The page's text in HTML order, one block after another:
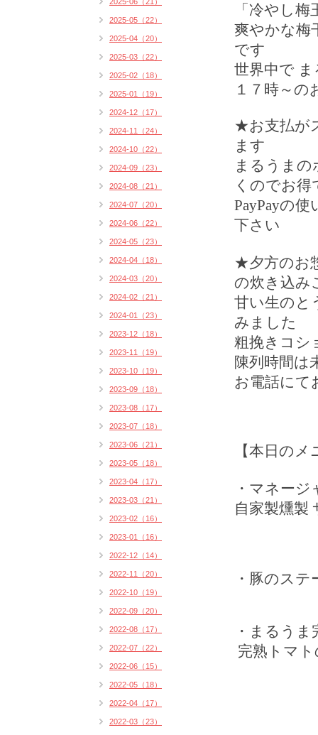
「冷やし
爽やかな梅
です
世界中で
１７時～の
★お支払が
ます
まるうま
くのでお得
PayPayの使
下さい
★夕方のお
の炊き込み
甘い生のと
みました
粗挽きコシ
陳列時間は
お電話にて
【本日のメ
・マネー
自家製燻製
・豚のス
・まるう
完熟トマ
2025-05（22）
2025-04（20）
2025-03（22）
2025-02（18）
2025-01（19）
2024-12（17）
2024-11（24）
2024-10（22）
2024-09（23）
2024-08（21）
2024-07（20）
2024-06（22）
2024-05（23）
2024-04（18）
2024-03（20）
2024-02（21）
2024-01（23）
2023-12（18）
2023-11（19）
2023-10（19）
2023-09（18）
2023-08（17）
2023-07（18）
2023-06（21）
2023-05（18）
2023-04（17）
2023-03（21）
2023-02（16）
2023-01（16）
2022-12（14）
2022-11（20）
2022-10（19）
2022-09（20）
2022-08（17）
2022-07（22）
2022-06（15）
2022-05（18）
2022-04（17）
2022-03（23）